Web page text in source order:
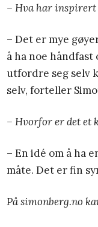
– Hva har inspirert
– Det er mye
å ha noe
utfordre seg selv
selv, forteller
– Hvorfor er det et
– En idé om å ha
måte. Det er fin
På simonberg.no